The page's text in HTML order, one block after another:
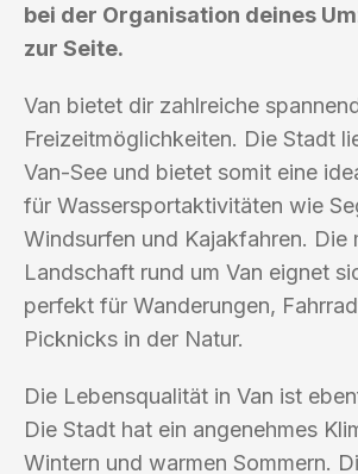
bei der Organisation deines
zur Seite.
Van bietet dir zahlreiche
Freizeitmöglichkeiten. Die Stadt
Van-See und bietet somit eine
für Wassersportaktivitäten wie
Windsurfen und Kajakfahren. Die
Landschaft rund um Van eignet
perfekt für Wanderungen,
Picknicks in der Natur.
Die Lebensqualität in Van ist
Die Stadt hat ein angenehmes
Wintern und warmen Sommern.